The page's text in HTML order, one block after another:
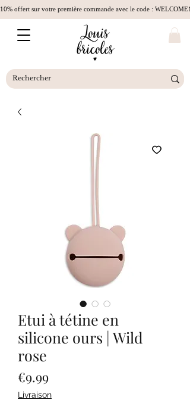
10% offert sur votre première commande avec le code :
Etui à tétine en
silicone ours | Wild
rose
€9.99Price
Livraison